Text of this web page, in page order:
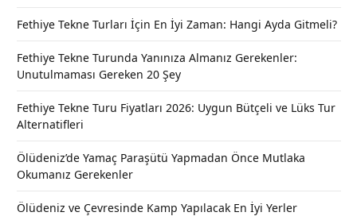
Fethiye Tekne Turları İçin En İyi Zaman: Hangi Ayda Gitmeli?
Fethiye Tekne Turunda Yanınıza Almanız Gerekenler:
Unutulmaması Gereken 20 Şey
Fethiye Tekne Turu Fiyatları 2026: Uygun Bütçeli ve Lüks Tur
Alternatifleri
Ölüdeniz’de Yamaç Paraşütü Yapmadan Önce Mutlaka
Okumanız Gerekenler
Ölüdeniz ve Çevresinde Kamp Yapılacak En İyi Yerler